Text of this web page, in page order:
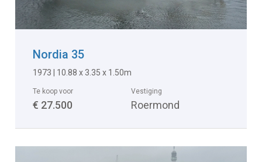
Nordia 35
1973 | 10.88 x 3.35 x 1.50m
Te koop voor
€ 27.500
Vestiging
Roermond